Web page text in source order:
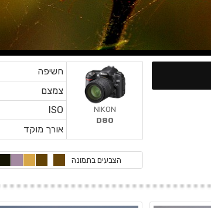
חשיפה
צמצם
ISO
אורך מוקד
NIKON
D80
הצבעים בתמונה